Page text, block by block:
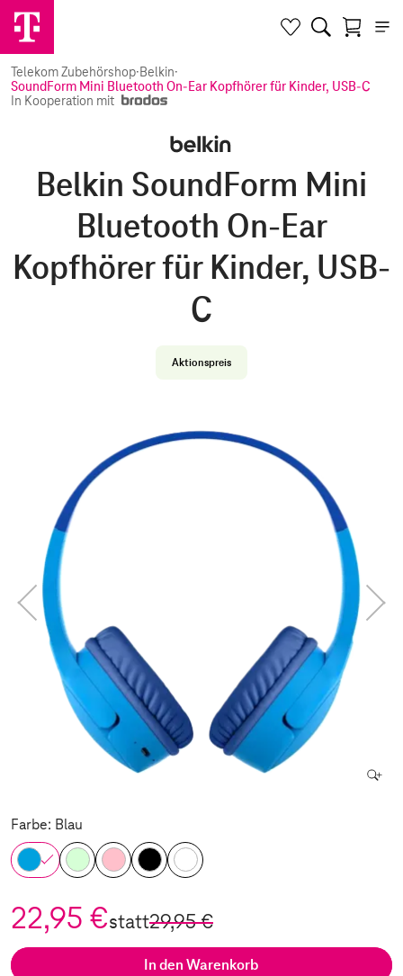
Telekom Zubehörshop·Belkin·
SoundForm Mini Bluetooth On-Ear Kopfhörer für Kinder, USB-C Blau
In Kooperation mit
Belkin SoundForm Mini
Bluetooth On-Ear
Kopfhörer für Kinder, USB-
C
Aktionspreis
Farbe: Blau
22,95 €statt29,95 €
In den Warenkorb